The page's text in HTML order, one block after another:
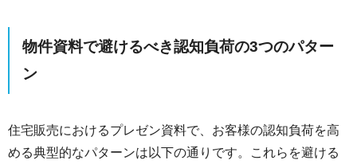
物件資料で避けるべき認知負荷の3つのパター
ン
住宅販売におけるプレゼン資料で、お客様の認知負荷を高
める典型的なパターンは以下の通りです。これらを避ける